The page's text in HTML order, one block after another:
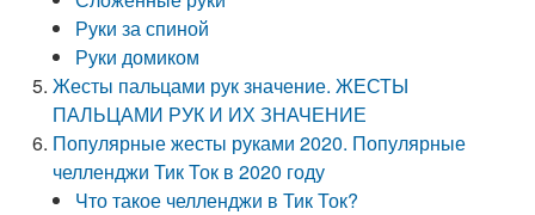
Руки за спиной
Руки домиком
Жесты пальцами рук значение. ЖЕСТЫ
ПАЛЬЦАМИ РУК И ИХ ЗНАЧЕНИЕ
Популярные жесты руками 2020. Популярные
челленджи Тик Ток в 2020 году
Что такое челленджи в Тик Ток?